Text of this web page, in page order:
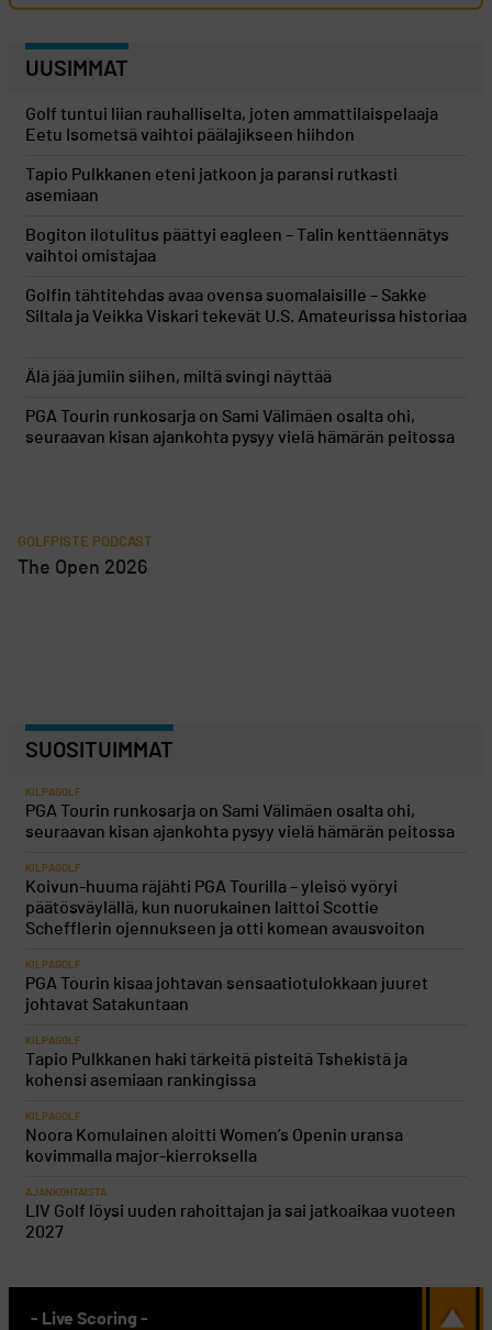
UUSIMMAT
Golf tuntui liian rauhalliselta, joten ammattilaispelaaja
Eetu Isometsä vaihtoi päälajikseen hiihdon
Tapio Pulkkanen eteni jatkoon ja paransi rutkasti
asemiaan
Bogiton ilotulitus päättyi eagleen – Talin kenttäennätys
vaihtoi omistajaa
Golfin tähtitehdas avaa ovensa suomalaisille – Sakke
Siltala ja Veikka Viskari tekevät U.S. Amateurissa historiaa
Älä jää jumiin siihen, miltä svingi näyttää
PGA Tourin runkosarja on Sami Välimäen osalta ohi,
seuraavan kisan ajankohta pysyy vielä hämärän peitossa
GOLFPISTE PODCAST
The Open 2026
SUOSITUIMMAT
KILPAGOLF
PGA Tourin runkosarja on Sami Välimäen osalta ohi,
seuraavan kisan ajankohta pysyy vielä hämärän peitossa
KILPAGOLF
Koivun-huuma räjähti PGA Tourilla – yleisö vyöryi
päätösväylällä, kun nuorukainen laittoi Scottie
Schefflerin ojennukseen ja otti komean avausvoiton
KILPAGOLF
PGA Tourin kisaa johtavan sensaatiotulokkaan juuret
johtavat Satakuntaan
KILPAGOLF
Tapio Pulkkanen haki tärkeitä pisteitä Tshekistä ja
kohensi asemiaan rankingissa
KILPAGOLF
Noora Komulainen aloitti Women’s Openin uransa
kovimmalla major-kierroksella
AJANKOHTAISTA
LIV Golf löysi uuden rahoittajan ja sai jatkoaikaa vuoteen
2027
- Live Scoring -